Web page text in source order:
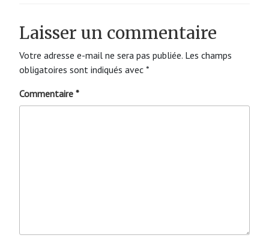
Laisser un commentaire
Votre adresse e-mail ne sera pas publiée. Les champs
obligatoires sont indiqués avec *
Commentaire *